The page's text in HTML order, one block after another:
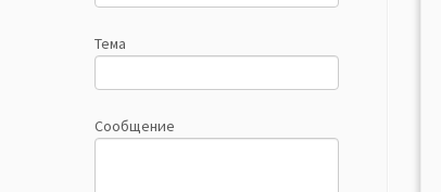
Тема
Сообщение